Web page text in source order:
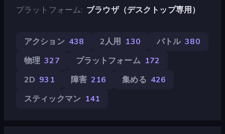
プラットフォーム ブラウザ（デスクトップ専用）
アクション 438 2人用 130 バトル 380
物理 327 プラットフォーム 172
2D 931 障害 216 集める 426
スティックマン 141